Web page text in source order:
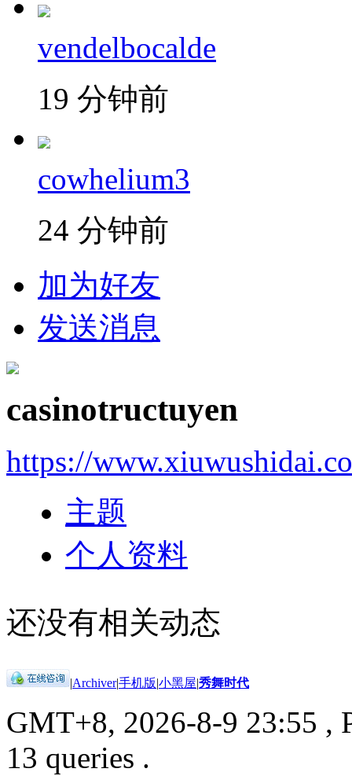
vendelbocalde
19 分钟前
cowhelium3
24 分钟前
加为好友
发送消息
casinotructuyen
https://
主题
个人资料
还没有相关动态
|Archiver|手机版|小黑屋|秀舞时代
GMT+8, 2026-8-9 23:55 ,
13 queries .